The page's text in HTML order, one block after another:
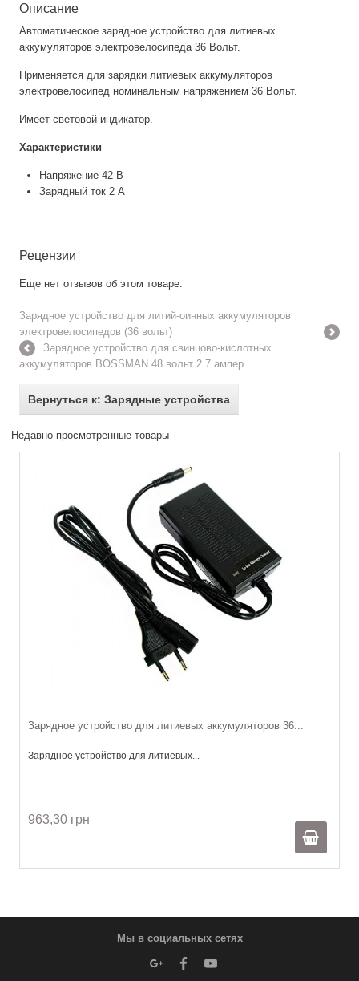
Описание
Автоматическое зарядное устройство для литиевых
аккумуляторов электровелосипеда 36 Вольт.
Применяется для зарядки литиевых аккумуляторов
электровелосипед номинальным напряжением 36 Вольт.
Имеет световой индикатор.
Характеристики
Напряжение 42 В
Зарядный ток 2 А
Рецензии
Еще нет отзывов об этом товаре.
Зарядное устройство для литий-оинных аккумуляторов
электровелосипедов (36 вольт)
Зарядное устройство для свинцово-кислотных
аккумуляторов BOSSMAN 48 вольт 2.7 ампер
Вернуться к: Зарядные устройства
Недавно просмотренные товары
Зарядное устройство для литиевых аккумуляторов 36...
Зарядное устройство для литиевых...
963,30 грн
Мы в социальных сетях